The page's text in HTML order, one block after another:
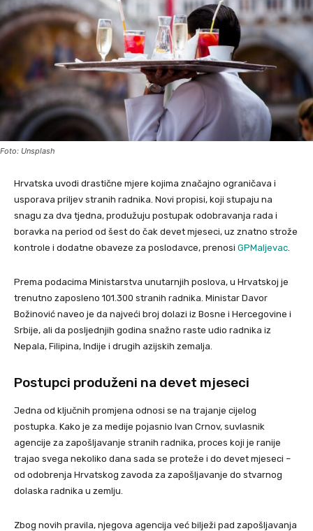
Foto: Unsplash
Hrvatska uvodi drastične mjere kojima značajno ograničava i
usporava priljev stranih radnika. Novi propisi, koji stupaju na
snagu za dva tjedna, produžuju postupak odobravanja rada i
boravka na period od šest do čak devet mjeseci, uz znatno strože
kontrole i dodatne obaveze za poslodavce, prenosi GPMaljevac
Prema podacima Ministarstva unutarnjih poslova, u Hrvatskoj je
trenutno zaposleno 101.300 stranih radnika. Ministar Davor
Božinović naveo je da najveći broj dolazi iz Bosne i Hercegovine i
Srbije, ali da posljednjih godina snažno raste udio radnika iz
Nepala, Filipina, Indije i drugih azijskih zemalja.
Postupci produženi na devet mjeseci
Jedna od ključnih promjena odnosi se na trajanje cijelog
postupka. Kako je za medije pojasnio Ivan Crnov, suvlasnik
agencije za zapošljavanje stranih radnika, proces koji je ranije
trajao svega nekoliko dana sada se proteže i do devet mjeseci –
od odobrenja Hrvatskog zavoda za zapošljavanje do stvarnog
dolaska radnika u zemlju.
Zbog novih pravila, njegova agencija već bilježi pad zapošljavanja